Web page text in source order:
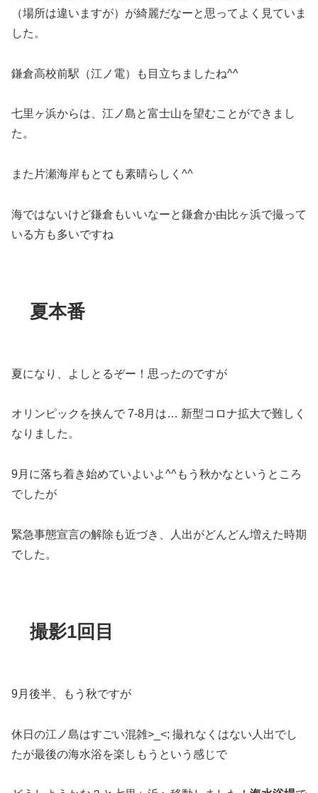
（場所は違いますが）が綺麗だなーと思ってよく見ていま
した。
鎌倉高校前駅（江ノ電）も目立ちましたね^^
七里ヶ浜からは、江ノ島と富士山を望むことができまし
た。
また片瀬海岸もとても素晴らしく^^
海ではないけど鎌倉もいいなーと鎌倉か由比ヶ浜で撮って
いる方も多いですね
夏本番
夏になり、よしとるぞー！思ったのですが
オリンピックを挟んで 7-8月は… 新型コロナ拡大で難しく
なりました。
9月に落ち着き始めていよいよ^^もう秋かなというところ
でしたが
緊急事態宣言の解除も近づき、人出がどんどん増えた時期
でした。
撮影1回目
9月後半、もう秋ですが
休日の江ノ島はすごい混雑>_<; 撮れなくはない人出でし
たが最後の海水浴を楽しもうという感じで